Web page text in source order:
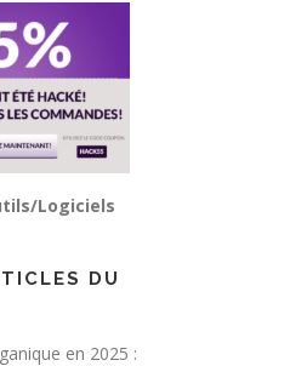
Logiciels
DU
en 2025 :